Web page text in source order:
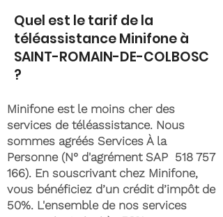
Quel est le tarif de la
téléassistance Minifone à
SAINT-ROMAIN-DE-COLBOSC
?
Minifone est le moins cher des
services de téléassistance. Nous
sommes agréés Services À la
Personne (N° d'agrément SAP 518 757
166). En souscrivant chez Minifone,
vous bénéficiez d’un crédit d’impôt de
50%. L'ensemble de nos services